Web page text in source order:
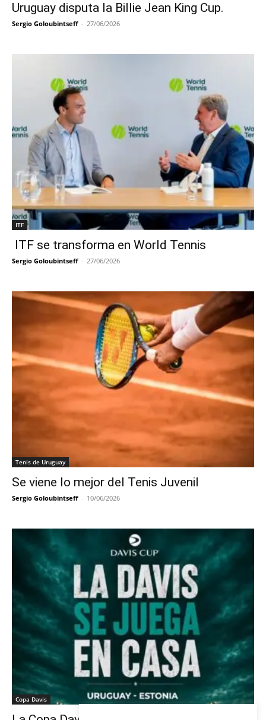
Uruguay disputa la Billie Jean King Cup.
Sergio Goloubintseff - 27/06/2026
ITF
ITF se transforma en World Tennis
Sergio Goloubintseff - 27/06/2026
Tenis de Uruguay
Se viene lo mejor del Tenis Juvenil
Sergio Goloubintseff - 10/06/2026
Copa Davis